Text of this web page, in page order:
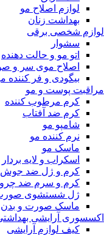
لوازم اصلاح مو
بهداشت زنان
لوازم شخصی برقی
سشوار
اتو مو و حالت دهنده
اصلاح موی سر و
بیگودی و فر کننده
مراقبت پوست و مو
کرم مرطوب کننده
کرم ضد آفتاب
شامپو مو
نرم کننده مو
ماسک مو
اسکراب و لایه بردار
کرم و ژل ضد جوش
کرم و سرم ضد
ژل شستشوی
ماسک صورت و بدن
اکسسوری آرایشی
کیف لوازم آرایشی